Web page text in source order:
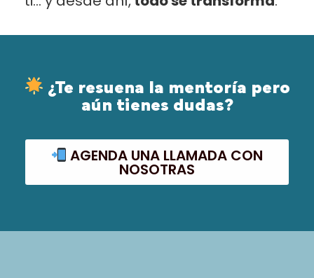
¿Te resuena la mentoría pero
aún tienes dudas?
AGENDA UNA LLAMADA CON
NOSOTRAS